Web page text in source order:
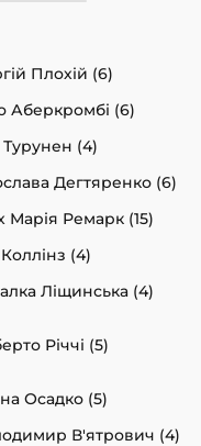
Плохій (6)
Аберкромбі (6)
Турунен (4)
Дегтяренко (6)
Марія Ремарк (15)
(4)
Ліщинська (4)
Річчі (5)
Осадко (5)
В'ятрович (4)